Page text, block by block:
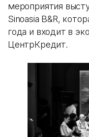
мероприятия
Sinoasia B&R,
года и входит в
ЦентрКредит.